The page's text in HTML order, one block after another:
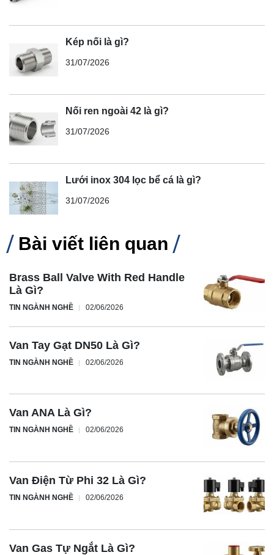
Kép nối là gì?
31/07/2026
Nối ren ngoài 42 là gì?
31/07/2026
Lưới inox 304 lọc bể cá là gì?
31/07/2026
Bài viết liên quan
Brass Ball Valve With Red Handle
Là Gì?
TIN NGÀNH NGHỀ 02/06/2026
Van Tay Gạt DN50 Là Gì?
TIN NGÀNH NGHỀ 02/06/2026
Van ANA Là Gì?
TIN NGÀNH NGHỀ 02/06/2026
Van Điện Từ Phi 32 Là Gì?
TIN NGÀNH NGHỀ 02/06/2026
Van Gas Tự Ngắt Là Gì?